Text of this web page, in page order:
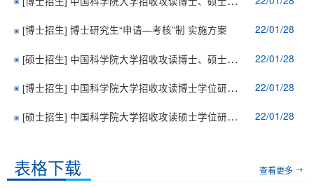
[博士招生] 博士研究生“申请—考核”制 实施方案 22/01/28
[硕士招生] 中国科学院大学招收攻读博士、硕士学位 研究生管理规定 22/01/28
[博士招生] 中国科学院大学招收攻读博士学位研究生 管理实施细则 22/01/28
[硕士招生] 中国科学院大学招收攻读硕士学位研究生 管理实施细则 22/01/28
表格下载 查看更多